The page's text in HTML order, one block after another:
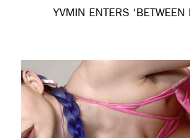
YVMIN ENTERS ‘BETWEEN